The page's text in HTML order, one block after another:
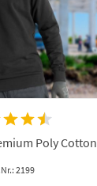
Poly Cotton
2199